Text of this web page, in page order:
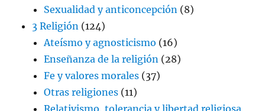
Sexualidad y anticoncepción (8)
3 Religión (124)
Ateísmo y agnosticismo (16)
Enseñanza de la religión (28)
Fe y valores morales (37)
Otras religiones (11)
Relativismo, tolerancia y libertad religiosa